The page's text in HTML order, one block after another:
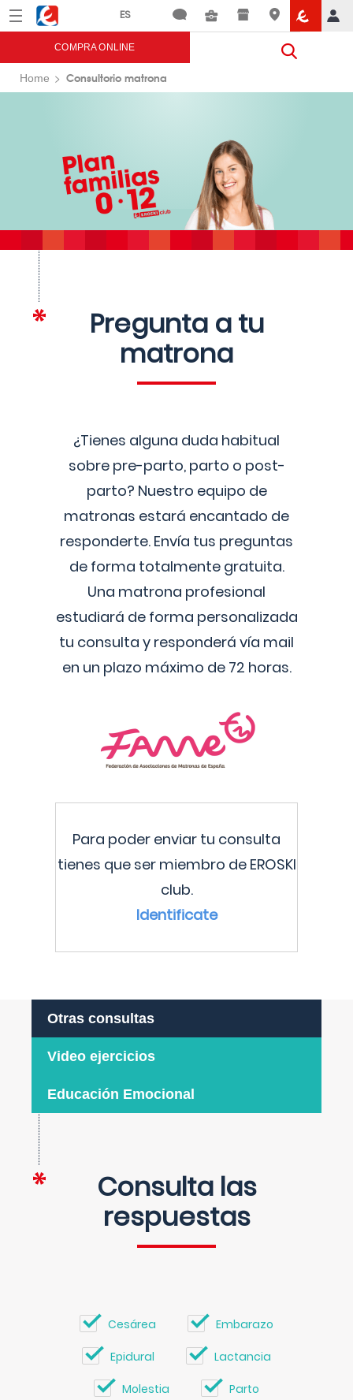
Menú Eroski
COMPRA ONLINE
Home Consultorio matrona
Pregunta a tu
matrona
¿Tienes alguna duda habitual
sobre pre-parto, parto o post-
parto? Nuestro equipo de
matronas estará encantado de
responderte. Envía tus preguntas
de forma totalmente gratuita.
Una matrona profesional
estudiará de forma personalizada
tu consulta y responderá vía mail
en un plazo máximo de 72 horas.
Para poder enviar tu consulta
tienes que ser miembro de EROSKI
club.
Identificate
Otras consultas
Video ejercicios
Educación Emocional
Consulta las
respuestas
Cesárea Embarazo
Epidural Lactancia
Molestia Parto